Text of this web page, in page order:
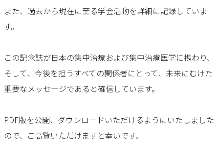
また、過去から現在に至る学会活動を詳細に記録していま
す。
この記念誌が日本の集中治療および集中治療医学に携わり、
そして、今後を担うすべての関係者にとって、未来にむけた
重要なメッセージであると確信しています。
PDF版を公開、ダウンロードいただけるようにいたしました
ので、ご高覧いただけますと幸いです。